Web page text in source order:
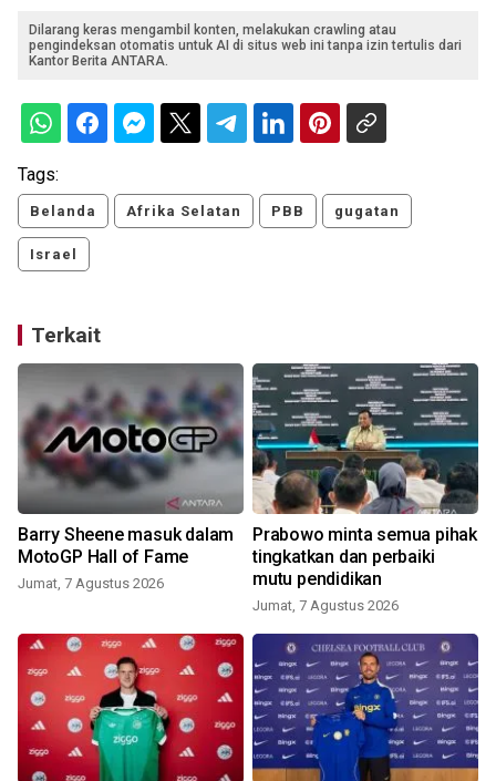
Dilarang keras mengambil konten, melakukan crawling atau
pengindeksan otomatis untuk AI di situs web ini tanpa izin tertulis dari
Kantor Berita ANTARA.
Tags:
Belanda Afrika Selatan PBB gugatan
Israel
Terkait
Barry Sheene masuk dalam
MotoGP Hall of Fame
Jumat, 7 Agustus 2026
Prabowo minta semua pihak
tingkatkan dan perbaiki
mutu pendidikan
Jumat, 7 Agustus 2026